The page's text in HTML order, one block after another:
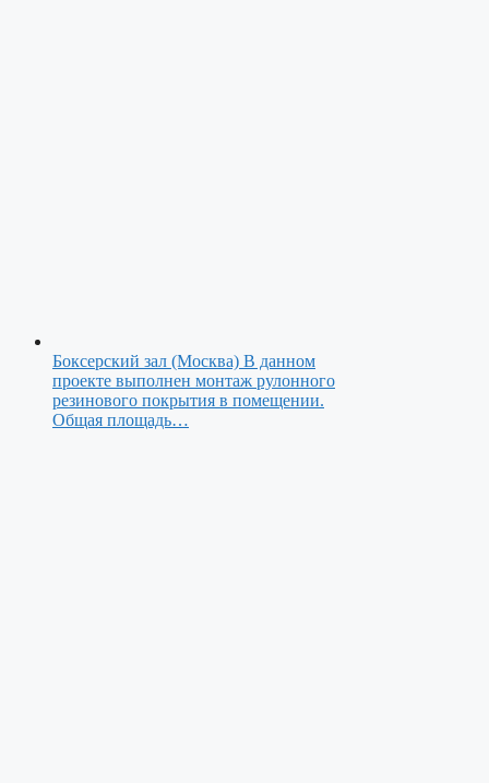
Боксерский зал (Москва) В данном
проекте выполнен монтаж рулонного
резинового покрытия в помещении.
Общая площадь…